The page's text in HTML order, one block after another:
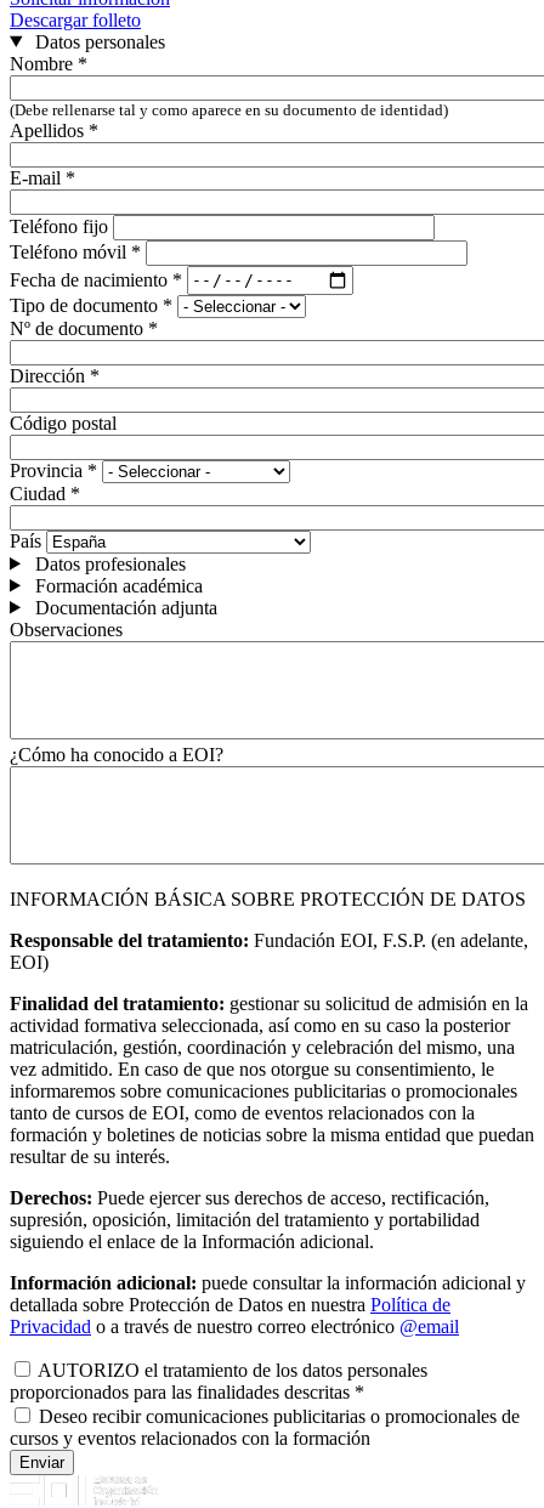
Descargar folleto
Datos personales
Nombre *
(Debe rellenarse tal y como aparece en su documento de identidad)
Apellidos *
E-mail *
Teléfono fijo
Teléfono móvil *
Fecha de nacimiento *
Tipo de documento *
Nº de documento *
Dirección *
Código postal
Provincia *
Ciudad *
País
Datos profesionales
Formación académica
Documentación adjunta
Observaciones
¿Cómo ha conocido a EOI?
INFORMACIÓN BÁSICA SOBRE PROTECCIÓN DE DATOS
Responsable del tratamiento: Fundación EOI, F.S.P. (en adelante,
EOI)
Finalidad del tratamiento: gestionar su solicitud de admisión en la
actividad formativa seleccionada, así como en su caso la posterior
matriculación, gestión, coordinación y celebración del mismo, una
vez admitido. En caso de que nos otorgue su consentimiento, le
informaremos sobre comunicaciones publicitarias o promocionales
tanto de cursos de EOI, como de eventos relacionados con la
formación y boletines de noticias sobre la misma entidad que puedan
resultar de su interés.
Derechos: Puede ejercer sus derechos de acceso, rectificación,
supresión, oposición, limitación del tratamiento y portabilidad
siguiendo el enlace de la Información adicional.
Información adicional: puede consultar la información adicional y
detallada sobre Protección de Datos en nuestra Política de
Privacidad o a través de nuestro correo electrónico @email
AUTORIZO el tratamiento de los datos personales
proporcionados para las finalidades descritas *
Deseo recibir comunicaciones publicitarias o promocionales de
cursos y eventos relacionados con la formación